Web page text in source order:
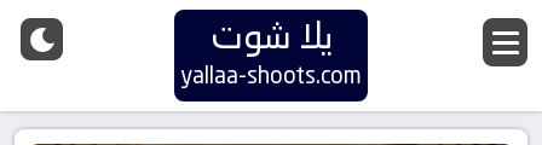
يلا شوت
yallaa-shoots.com